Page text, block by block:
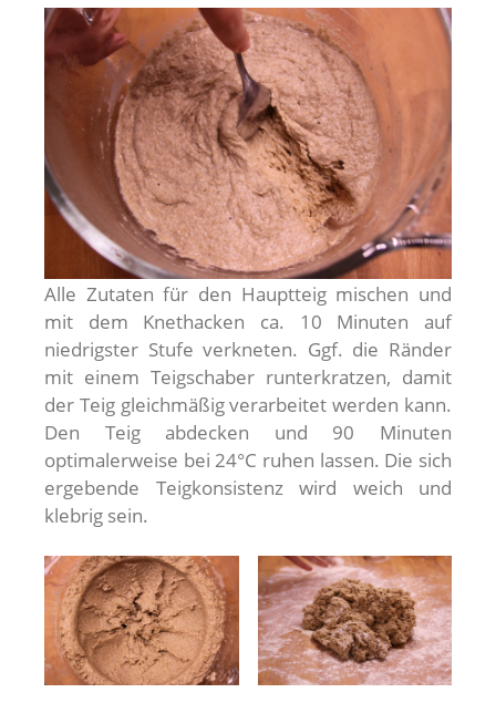
Alle Zutaten für den Hauptteig mischen und
mit dem Knethacken ca. 10 Minuten auf
niedrigster Stufe verkneten. Ggf. die Ränder
mit einem Teigschaber runterkratzen, damit
der Teig gleichmäßig verarbeitet werden kann.
Den Teig abdecken und 90 Minuten
optimalerweise bei 24°C ruhen lassen. Die sich
ergebende Teigkonsistenz wird weich und
klebrig sein.